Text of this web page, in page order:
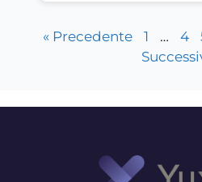
« Precedente 1 … 4